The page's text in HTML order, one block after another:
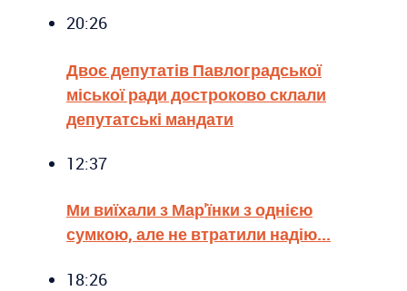
20:26
Двоє депутатів Павлоградської
міської ради достроково склали
депутатські мандати
12:37
Ми виїхали з Мар'їнки з однією
сумкою, але не втратили надію...
18:26